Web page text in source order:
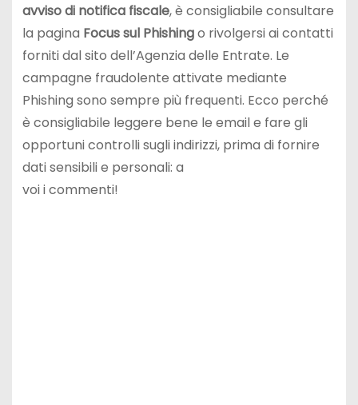
avviso di notifica fiscale, è consigliabile consultare
la pagina Focus sul Phishingo rivolgersi ai contatti
forniti dal sito dell’Agenzia delle Entrate. Le
campagne fraudolente attivate mediante
Phishing sono sempre più frequenti. Ecco perché
è consigliabile leggere bene le email e fare gli
opportuni controlli sugli indirizzi, prima di fornire
dati sensibili e personali: a
voi i commenti!